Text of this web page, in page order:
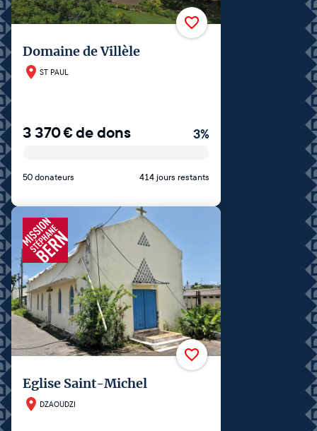
Domaine de Villèle
ST PAUL
3 370€de dons 3%
50 donateurs 414 jours restants
Eglise Saint-Michel
DZAOUDZI